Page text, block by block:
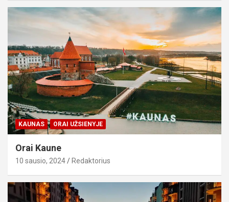
KAUNAS ORAI UŽSIENYJE
Orai Kaune
10 sausio, 2024 Redaktorius